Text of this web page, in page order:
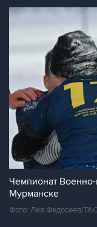
Чемпионат
Мурманске
Фото: Лев Федосеев/